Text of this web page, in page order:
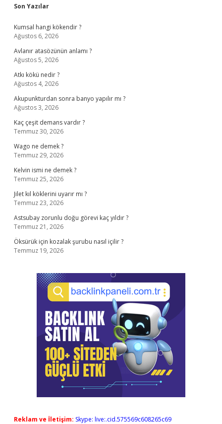
Sidebar
Son Yazılar
Kumsal hangi kökendir ?
Ağustos 6, 2026
Avlanır atasözünün anlamı ?
Ağustos 5, 2026
Atkı kökü nedir ?
Ağustos 4, 2026
Akupunkturdan sonra banyo yapılır mı ?
Ağustos 3, 2026
Kaç çeşit demans vardır ?
Temmuz 30, 2026
Wago ne demek ?
Temmuz 29, 2026
Kelvin ismi ne demek ?
Temmuz 25, 2026
Jilet kıl köklerini uyarır mı ?
Temmuz 23, 2026
Astsubay zorunlu doğu görevi kaç yıldır ?
Temmuz 21, 2026
Öksürük için kozalak şurubu nasıl içilir ?
Temmuz 19, 2026
Reklam ve İletişim: Skype: live:.cid.575569c608265c69